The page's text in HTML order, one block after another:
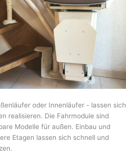
oder Innenläufer - lassen sich
realisieren. Die Fahrmodule sind
Modelle für außen. Einbau und
Etagen lassen sich schnell und